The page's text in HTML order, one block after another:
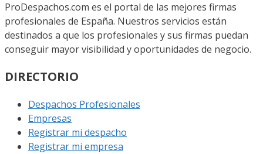
ProDespachos.com es el portal de las mejores firmas
profesionales de España. Nuestros servicios están
destinados a que los profesionales y sus firmas puedan
conseguir mayor visibilidad y oportunidades de negocio.
DIRECTORIO
Despachos Profesionales
Empresas
Registrar mi despacho
Registrar mi empresa